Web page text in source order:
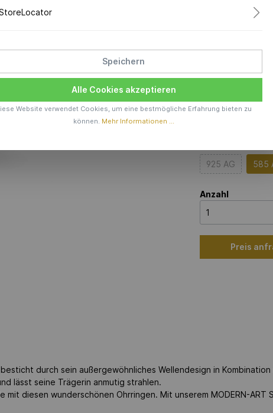
Preis
Farbe
925 AG 585
Anzahl
Preis
durch sein außergewöhnliches Wellendesign in
lässt seine Trägerin anmutig strahlen.
diesen wunderschönen Ohrringen. Mit unserem MODERN-ART
Speichern
Alle Cookies akzeptieren
Website verwendet Cookies, um eine bestmögliche Erfahrung bieten zu
können. Mehr Informationen ...